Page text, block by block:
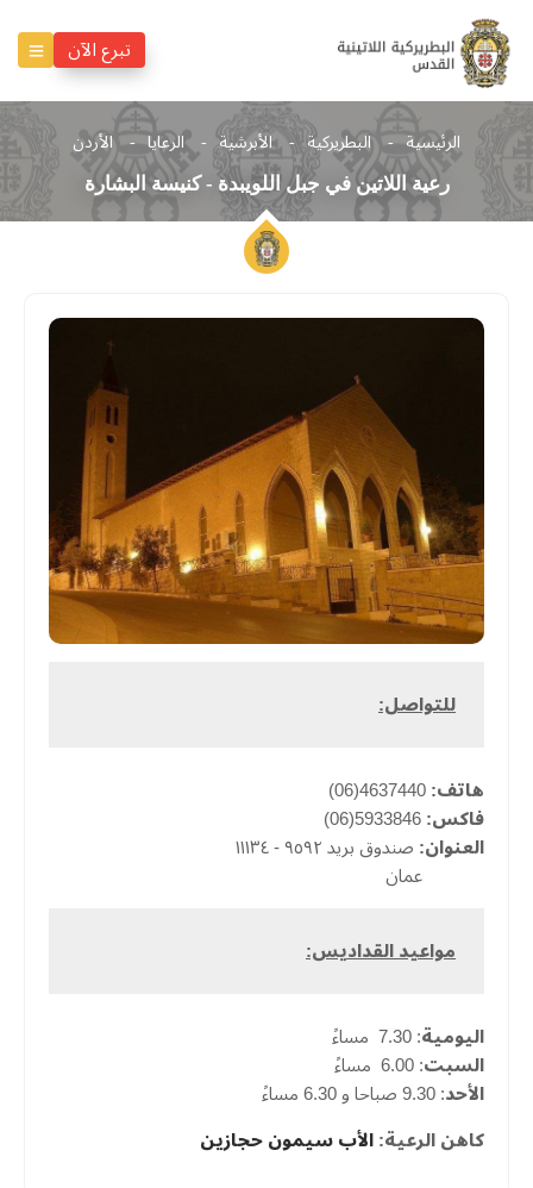
تبرع الآن
الرئيسية البطريركية الأبرشية الرعايا الأردن
رعية اللاتين في جبل اللويبدة - كنيسة البشارة
للتواصل:
هاتف:4637440(06)
فاكس:5933846(06)
العنوان:صندوق بريد ٩٥٩٢ - ١١١٣٤
عمان
مواعيد القداديس:
اليومية: 7.30 مساءً
السبت: 6.00 مساءً
الأحد: 9.30 صباحا و 6.30 مساءً
كاهن الرعية:الأب سيمون حجازين